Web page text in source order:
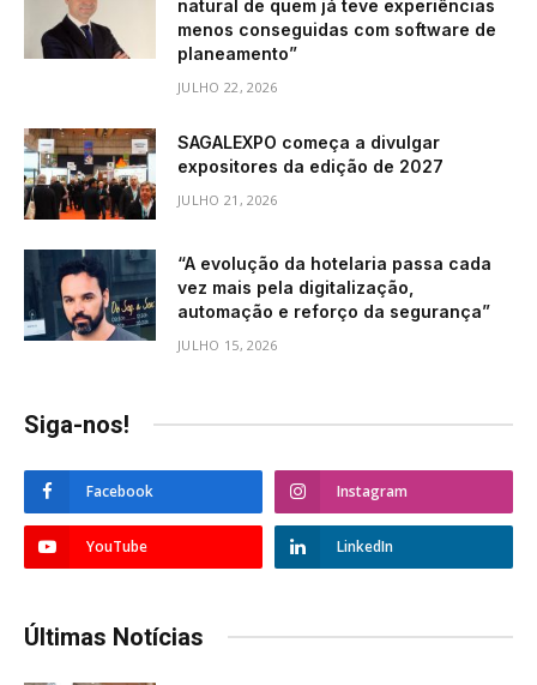
natural de quem já teve experiências
menos conseguidas com software de
planeamento”
JULHO 22, 2026
SAGALEXPO começa a divulgar
expositores da edição de 2027
JULHO 21, 2026
“A evolução da hotelaria passa cada
vez mais pela digitalização,
automação e reforço da segurança”
JULHO 15, 2026
Siga-nos!
Facebook Instagram
YouTube LinkedIn
Últimas Notícias